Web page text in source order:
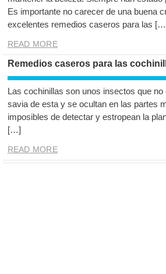
Es importante no carecer de una buena
excelentes remedios caseros para las
READ MORE
Remedios caseros para las
Las cochinillas son unos insectos que
savia de esta y se ocultan en las partes
imposibles de detectar y estropean la
[…]
READ MORE